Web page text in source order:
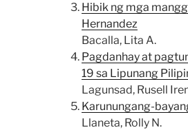
Hibik ng mga
Hernandez
Bacalla, Lita A.
Pagdanhay at
19 sa Lipunang
Lagunsad, Rusell
Karunungang-
Llaneta, Rolly N.